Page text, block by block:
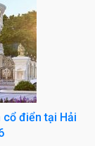
điển tại Hải